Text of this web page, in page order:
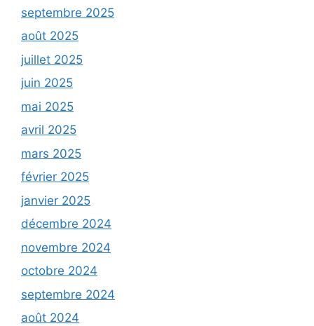
septembre 2025
août 2025
juillet 2025
juin 2025
mai 2025
avril 2025
mars 2025
février 2025
janvier 2025
décembre 2024
novembre 2024
octobre 2024
septembre 2024
août 2024